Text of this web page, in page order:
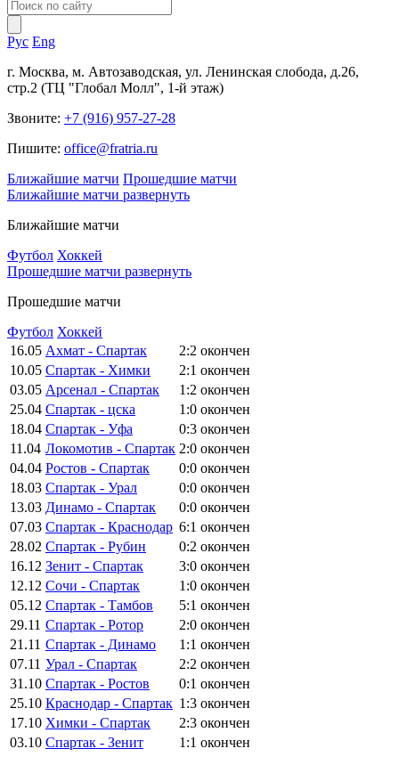
Рус Eng
г. Москва, м. Автозаводская, ул. Ленинская слобода, д.26,
стр.2 (ТЦ "Глобал Молл", 1-й этаж)
Звоните: +7 (916) 957-27-28
Пишите: office@fratria.ru
Ближайшие матчи Прошедшие матчи
Ближайшие матчи развернуть
Ближайшие матчи
Футбол Хоккей
Прошедшие матчи развернуть
Прошедшие матчи
Футбол Хоккей
16.05 Ахмат - Спартак 2:2 окончен
10.05 Спартак - Химки 2:1 окончен
03.05 Арсенал - Спартак 1:2 окончен
25.04 Спартак - цска 1:0 окончен
18.04 Спартак - Уфа 0:3 окончен
11.04 Локомотив - Спартак 2:0 окончен
04.04 Ростов - Спартак 0:0 окончен
18.03 Спартак - Урал 0:0 окончен
13.03 Динамо - Спартак 0:0 окончен
07.03 Спартак - Краснодар 6:1 окончен
28.02 Спартак - Рубин 0:2 окончен
16.12 Зенит - Спартак 3:0 окончен
12.12 Сочи - Спартак 1:0 окончен
05.12 Спартак - Тамбов 5:1 окончен
29.11 Спартак - Ротор 2:0 окончен
21.11 Спартак - Динамо 1:1 окончен
07.11 Урал - Спартак 2:2 окончен
31.10 Спартак - Ростов 0:1 окончен
25.10 Краснодар - Спартак 1:3 окончен
17.10 Химки - Спартак 2:3 окончен
03.10 Спартак - Зенит 1:1 окончен